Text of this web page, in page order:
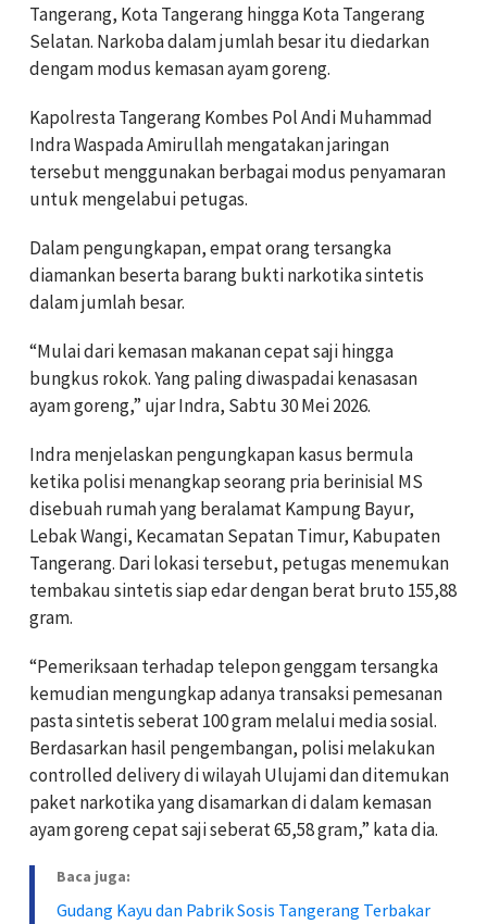
Tangerang, Kota Tangerang hingga Kota Tangerang
Selatan. Narkoba dalam jumlah besar itu diedarkan
dengam modus kemasan ayam goreng.
Kapolresta Tangerang Kombes Pol Andi Muhammad
Indra Waspada Amirullah mengatakan jaringan
tersebut menggunakan berbagai modus penyamaran
untuk mengelabui petugas.
Dalam pengungkapan, empat orang tersangka
diamankan beserta barang bukti narkotika sintetis
dalam jumlah besar.
“Mulai dari kemasan makanan cepat saji hingga
bungkus rokok. Yang paling diwaspadai kenasasan
ayam goreng,” ujar Indra, Sabtu 30 Mei 2026.
Indra menjelaskan pengungkapan kasus bermula
ketika polisi menangkap seorang pria berinisial MS
disebuah rumah yang beralamat Kampung Bayur,
Lebak Wangi, Kecamatan Sepatan Timur, Kabupaten
Tangerang. Dari lokasi tersebut, petugas menemukan
tembakau sintetis siap edar dengan berat bruto 155,88
gram.
“Pemeriksaan terhadap telepon genggam tersangka
kemudian mengungkap adanya transaksi pemesanan
pasta sintetis seberat 100 gram melalui media sosial.
Berdasarkan hasil pengembangan, polisi melakukan
controlled delivery di wilayah Ulujami dan ditemukan
paket narkotika yang disamarkan di dalam kemasan
ayam goreng cepat saji seberat 65,58 gram,” kata dia.
Baca juga:
Gudang Kayu dan Pabrik Sosis Tangerang Terbakar